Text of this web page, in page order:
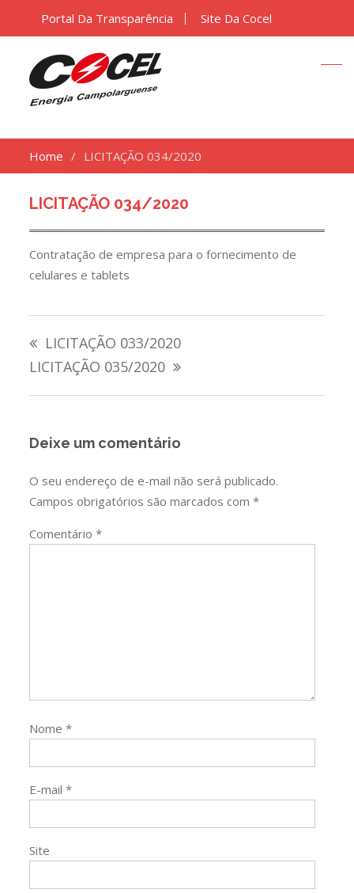
Portal Da Transparência Site Da Cocel
Home LICITAÇÃO 034/2020
LICITAÇÃO 034/2020
Contratação de empresa para o fornecimento de
celulares e tablets
LICITAÇÃO 033/2020
LICITAÇÃO 035/2020
Deixe um comentário
O seu endereço de e-mail não será publicado.
Campos obrigatórios são marcados com*
Comentário*
Nome*
E-mail*
Site